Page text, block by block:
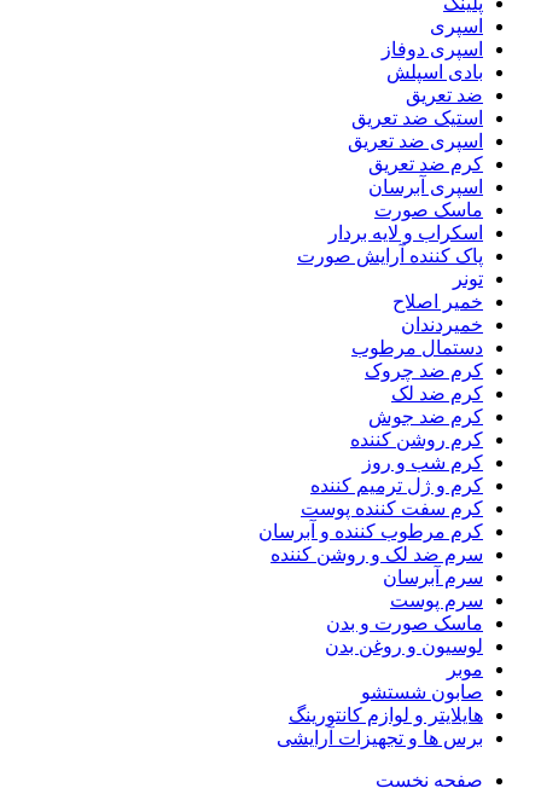
اسپری
اسپری دوفاز
بادی اسپلش
ضد تعریق
استیک ضد تعریق
اسپری ضد تعریق
کرم ضد تعریق
اسپری آبرسان
ماسک صورت
اسکراب و لایه بردار
پاک کننده آرایش صورت
تونر
خمیر اصلاح
خمیردندان
دستمال مرطوب
کرم ضد چروک
کرم ضد لک
کرم ضد جوش
کرم روشن کننده
کرم شب و روز
کرم و ژل ترمیم کننده
کرم سفت کننده پوست
کرم مرطوب کننده و آبرسان
سرم ضد لک و روشن کننده
سرم آبرسان
سرم پوست
ماسک صورت و بدن
لوسیون و روغن بدن
موبر
صابون شستشو
هایلایتر و لوازم کانتورینگ
برس ها و تجهیزات آرایشی
صفحه نخست